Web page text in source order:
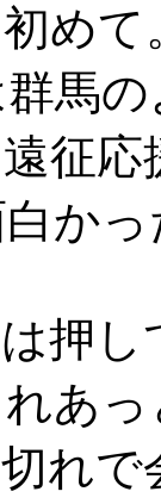
め
馬
征
か
押
あ
れ